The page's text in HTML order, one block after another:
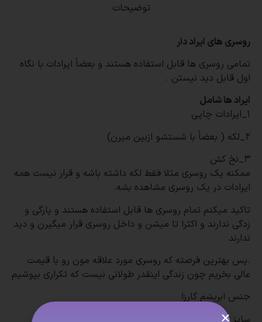
توضیحات
روسری های ایراد دار
تمامی روسری ها قابل استفاده هستند و بعضاً ایرادات با نگاه
اول قابل دید نیستن .
ایراد ها شامل
۱_ایرادات چاپی
۲_لکه ( بعضاً با شستشو ازبین میرن)
۳_نخ کش
ممکنه یک روسری مثلا فقط لکه داشته باشه و قرار نیست همه
ایرادات در یک روسری مشاهده بشه.
تاکید میکنم تمام روسری ها قابل استفاده هستند و پارگی و
زدگی ندارند و اکثرا تا میشن و داخل روسری قرار میگیرن و دید
ندارند
.پس بهترین فرصته که روسری مورد علاقه مون رو با قیمت
عالی بخریم چون زندگی اینقدر طولانی نیست که تکراری بپوشیم
جنس ابریشم گارزا